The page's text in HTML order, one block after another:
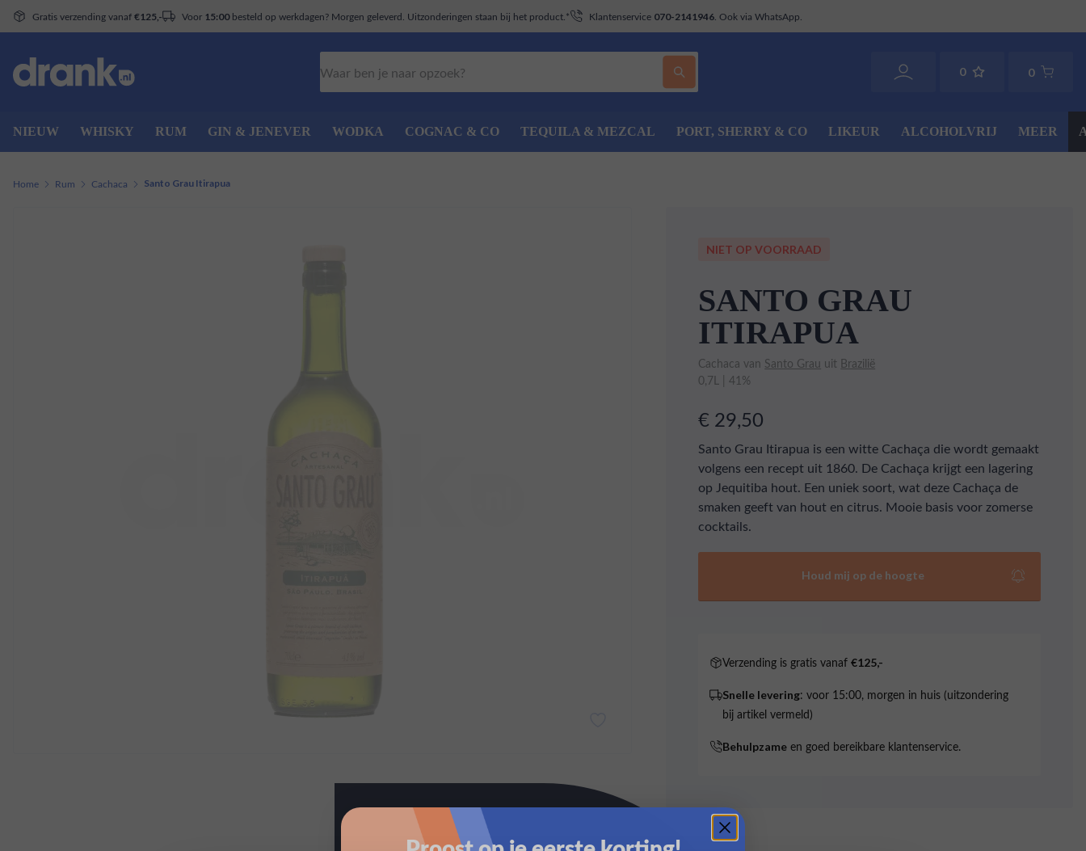
Gratis verzending vanaf €125,- Voor 15:00besteld op werkdagen? Morgen geleverd. Uitzonderingen staan bij het product.* Klantenservice 070-2141946 . Ook via WhatsApp.
0 0
NIEUW WHISKY RUM GIN & JENEVER WODKA COGNAC & CO TEQUILA & MEZCAL PORT, SHERRY & CO LIKEUR ALCOHOLVRIJ MEER
Home Rum Cachaca Santo Grau Itirapua
NIET OP VOORRAAD
SANTO GRAU
ITIRAPUA
Cachaca van Santo Grau uit Brazilië
0,7L | 41%
€ 29,50
Santo Grau Itirapua is een witte Cachaça die wordt gemaakt
volgens een recept uit 1860. De Cachaça krijgt een lagering
op Jequitiba hout. Een uniek soort, wat deze Cachaça de
smaken geeft van hout en citrus. Mooie basis voor zomerse
cocktails.
Houd mij op de hoogte
Verzending is gratis vanaf€125,-
Snelle levering: voor 15:00, morgen in huis (uitzondering
bij artikel vermeld)
Behulpzame en goed bereikbare klantenservice.